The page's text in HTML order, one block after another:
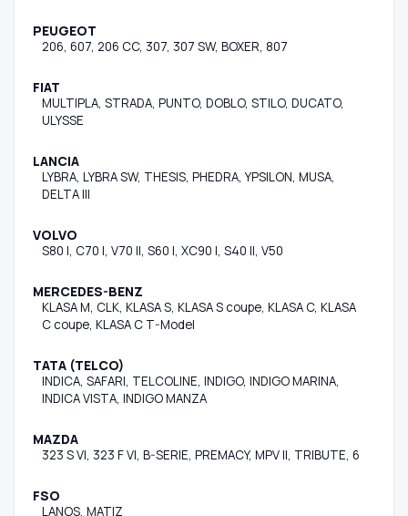
PEUGEOT
206, 607, 206 CC, 307, 307 SW, BOXER, 807
FIAT
MULTIPLA, STRADA, PUNTO, DOBLO, STILO, DUCATO,
ULYSSE
LANCIA
LYBRA, LYBRA SW, THESIS, PHEDRA, YPSILON, MUSA,
DELTA III
VOLVO
S80 I, C70 I, V70 II, S60 I, XC90 I, S40 II, V50
MERCEDES-BENZ
KLASA M, CLK, KLASA S, KLASA S coupe, KLASA C, KLASA
C coupe, KLASA C T-Model
TATA (TELCO)
INDICA, SAFARI, TELCOLINE, INDIGO, INDIGO MARINA,
INDICA VISTA, INDIGO MANZA
MAZDA
323 S VI, 323 F VI, B-SERIE, PREMACY, MPV II, TRIBUTE, 6
FSO
LANOS, MATIZ